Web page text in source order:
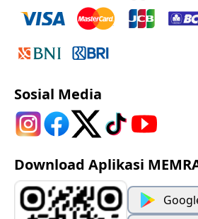
Sosial Media
Download Aplikasi